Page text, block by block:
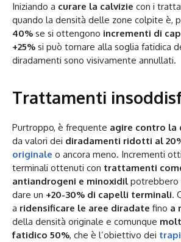
Iniziando a curare la calvizie con i
quando la densità delle zone colpite è,
40% se si ottengono incrementi di
+25% si può tornare alla soglia fatidica
diradamenti sono visivamente annullati.
Trattamenti
Purtroppo, è frequente agire contro la
da valori dei diradamenti ridotti al
originale o ancora meno. Incrementi
terminali ottenuti con trattamenti
antiandrogeni e minoxidil potrebbero
dare un +20-30% di capelli terminali.
a ridensificare le aree diradate fino a
della densità originale e comunque
fatidico 50%, che è l’obiettivo dei